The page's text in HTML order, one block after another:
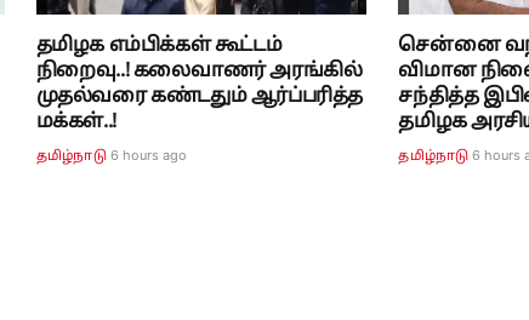
தமிழக எம்பிக்கள் கூட்டம்
நிறைவு..! கலைவாணர் அரங்கில்
முதல்வரை கண்டதும் ஆர்ப்பரித்த
மக்கள்..!
தமிழ்நாடு 6 hours ago
சென்னை
விமான
சந்தித்த
தமிழக
தமிழ்நாடு 6 hours